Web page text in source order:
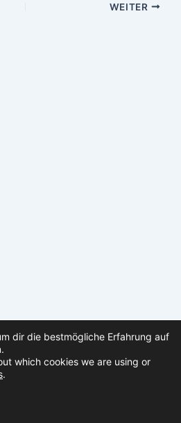
WEITER
| Präsentiert von
dir die bestmögliche Erfahrung auf
which cookies we are using or
.